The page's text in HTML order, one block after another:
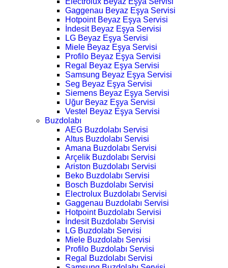
Gaggenau Beyaz Eşya Servisi
Hotpoint Beyaz Eşya Servisi
İndesit Beyaz Eşya Servisi
LG Beyaz Eşya Servisi
Miele Beyaz Eşya Servisi
Profilo Beyaz Eşya Servisi
Regal Beyaz Eşya Servisi
Samsung Beyaz Eşya Servisi
Seg Beyaz Eşya Servisi
Siemens Beyaz Eşya Servisi
Uğur Beyaz Eşya Servisi
Vestel Beyaz Eşya Servisi
Buzdolabı
AEG Buzdolabı Servisi
Altus Buzdolabı Servisi
Amana Buzdolabı Servisi
Arçelik Buzdolabı Servisi
Ariston Buzdolabı Servisi
Beko Buzdolabı Servisi
Bosch Buzdolabı Servisi
Electrolux Buzdolabı Servisi
Gaggenau Buzdolabı Servisi
Hotpoint Buzdolabı Servisi
İndesit Buzdolabı Servisi
LG Buzdolabı Servisi
Miele Buzdolabı Servisi
Profilo Buzdolabı Servisi
Regal Buzdolabı Servisi